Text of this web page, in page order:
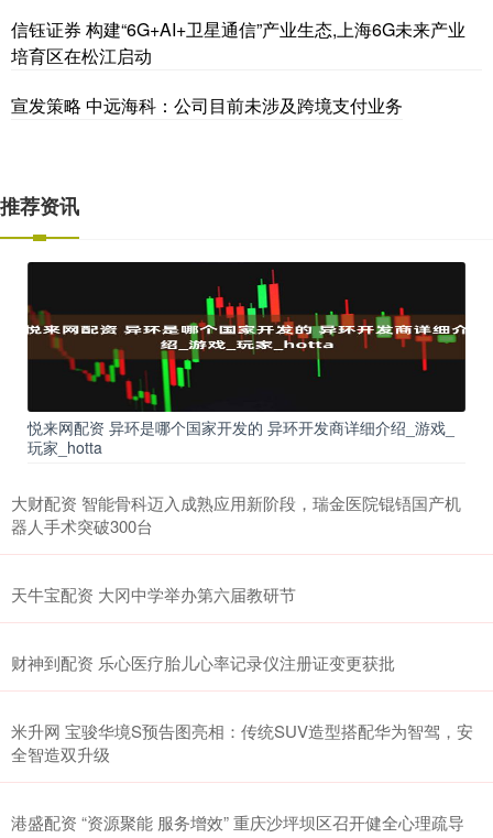
信钰证券 构建“6G+AI+卫星通信”产业生态,上海6G未来产业
培育区在松江启动
宣发策略 中远海科：公司目前未涉及跨境支付业务
推荐资讯
悦来网配资 异环是哪个国家开发的 异环开发商详细介绍_游戏_
玩家_hotta
大财配资 智能骨科迈入成熟应用新阶段，瑞金医院锟铻国产机
器人手术突破300台
天牛宝配资 大冈中学举办第六届教研节
财神到配资 乐心医疗胎儿心率记录仪注册证变更获批
米升网 宝骏华境S预告图亮相：传统SUV造型搭配华为智驾，安
全智造双升级
港盛配资 “资源聚能 服务增效” 重庆沙坪坝区召开健全心理疏导